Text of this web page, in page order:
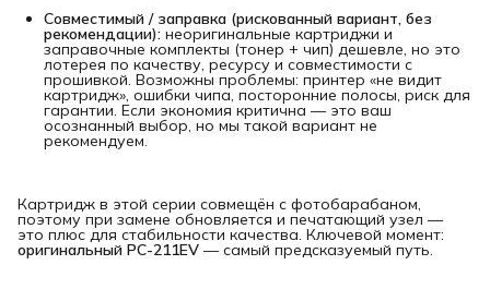
Совместимый / заправка (рискованный вариант, без
рекомендации): неоригинальные картриджи и
заправочные комплекты (тонер + чип) дешевле, но это
лотерея по качеству, ресурсу и совместимости с
прошивкой. Возможны проблемы: принтер «не видит
картридж», ошибки чипа, посторонние полосы, риск для
гарантии. Если экономия критична — это ваш
осознанный выбор, но мы такой вариант не
рекомендуем.
Картридж в этой серии совмещён с фотобарабаном,
поэтому при замене обновляется и печатающий узел —
это плюс для стабильности качества. Ключевой момент:
оригинальный PC-211EV — самый предсказуемый путь.